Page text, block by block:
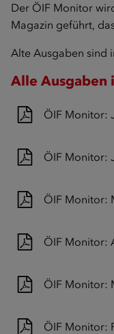
Der ÖIF Monitor
Magazin geführt,
Alte Ausgaben sind
Alle Ausgaben
ÖIF Monitor:
ÖIF Monitor:
ÖIF Monitor:
ÖIF Monitor:
ÖIF Monitor:
ÖIF Monitor: